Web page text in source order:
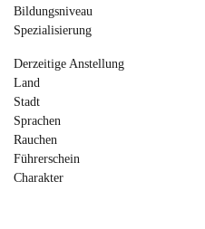
Bildungsniveau
Spezialisierung
Derzeitige Anstellung
Land
Stadt
Sprachen
Rauchen
Führerschein
Charakter